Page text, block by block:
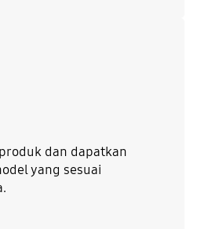
dan dapatkan
yang sesuai